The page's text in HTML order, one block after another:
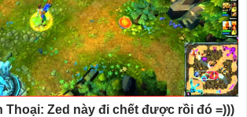
Thoại: Zed này đi chết được rồi đó =)))